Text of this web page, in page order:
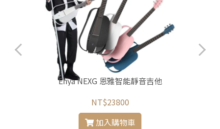
Enya NEXG 恩雅智能靜音吉他
NT$23800
加入購物車